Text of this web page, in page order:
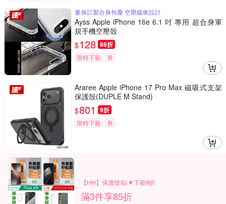
量身訂製合身包覆 空壓緩衝設計
Ayss Apple iPhone 16e 6.1 吋 專用 超合身軍
規手機空壓殼
$128 86折
限時下殺 券
Araree Apple iPhone 17 Pro Max 磁吸式支架
保護殼(DUPLE M Stand)
$801 9折
限時下殺 券
【HH】保護殼/貼▼下殺9折
滿3件享85折